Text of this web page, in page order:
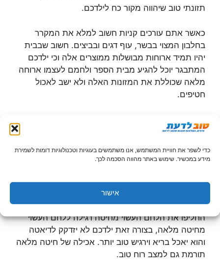
כדי לשפר את חוויית המשתמש, אנו משתמשים בעוגיות וטכנולוגיות דומות לשמירת
מידע במכשיר. שימוש באתר מהווה הסכמה לכך.
אישור
תזונתי טוב שיהווה מקור כח לילדכם.
כאשר אתם עורכים קניות חשוב למלא את המקרר
בחלבון המצוי בבשר, עוף דגים ובביצים. חשוב שבבית
יהיו תמיד ארוחות מבושלות ממוצרים אלה וכי ילדכם
המתבגר יוכל להגיע מבית הספר ולחמם לעצמו ארוחה
מלאה שכוללת את המזונות האלה ולא ישב לאכול
חטיפים.
בחטיפים בריאים כמו חטיפי גרנולה, שקדים, ואגוזים
בסידן כמו גבינות שונות. חוסר בסידן עלול ליצור עצמות
פריכות, בעיות בשיניים ובציפורניים. יש לנסות ל'עקוב'
אחר ילדכם ולבדוק שהוא לא פותח בדיאטה קשה.
החליפו את הלחם העשוי מחיטה רגילה ללחם העשוי
מחיטה מלאה, בצורה זאת ילדכם לא יזדקק לדיאטה
והוא יאכל בריא וירגיש טוב יותר. אכילה של חיטה מלאה
תורמת גם למצב רוח טוב.